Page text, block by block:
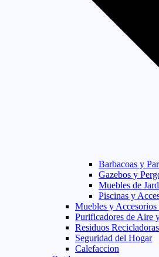
Barbacoas y
Gazebos y
Muebles de
Piscinas y
Muebles y Accesorios
Purificadores de Aire
Residuos
Seguridad del Hogar
Calefaccion